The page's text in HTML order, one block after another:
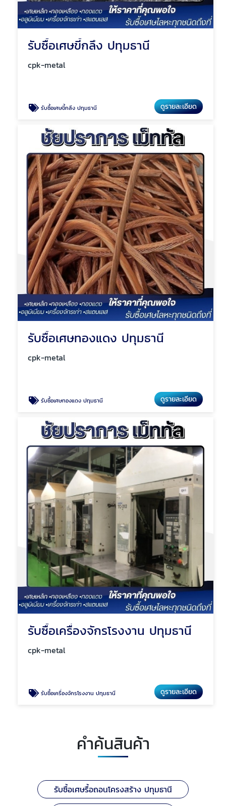
รับซื้อเศษขี้กลึง ปทุมธานี
cpk-metal
รับซื้อเศษขี้กลึง ปทุมธานี ดูรายละเอียด
รับซื้อเศษทองแดง ปทุมธานี
cpk-metal
รับซื้อเศษทองแดง ปทุมธานี ดูรายละเอียด
รับซื้อเครื่องจักรโรงงาน ปทุมธานี
cpk-metal
รับซื้อเครื่องจักรโรงงาน ปทุมธานี ดูรายละเอียด
คำค้นสินค้า
รับซื้อเศษรื้อถอนโครงสร้าง ปทุมธานี